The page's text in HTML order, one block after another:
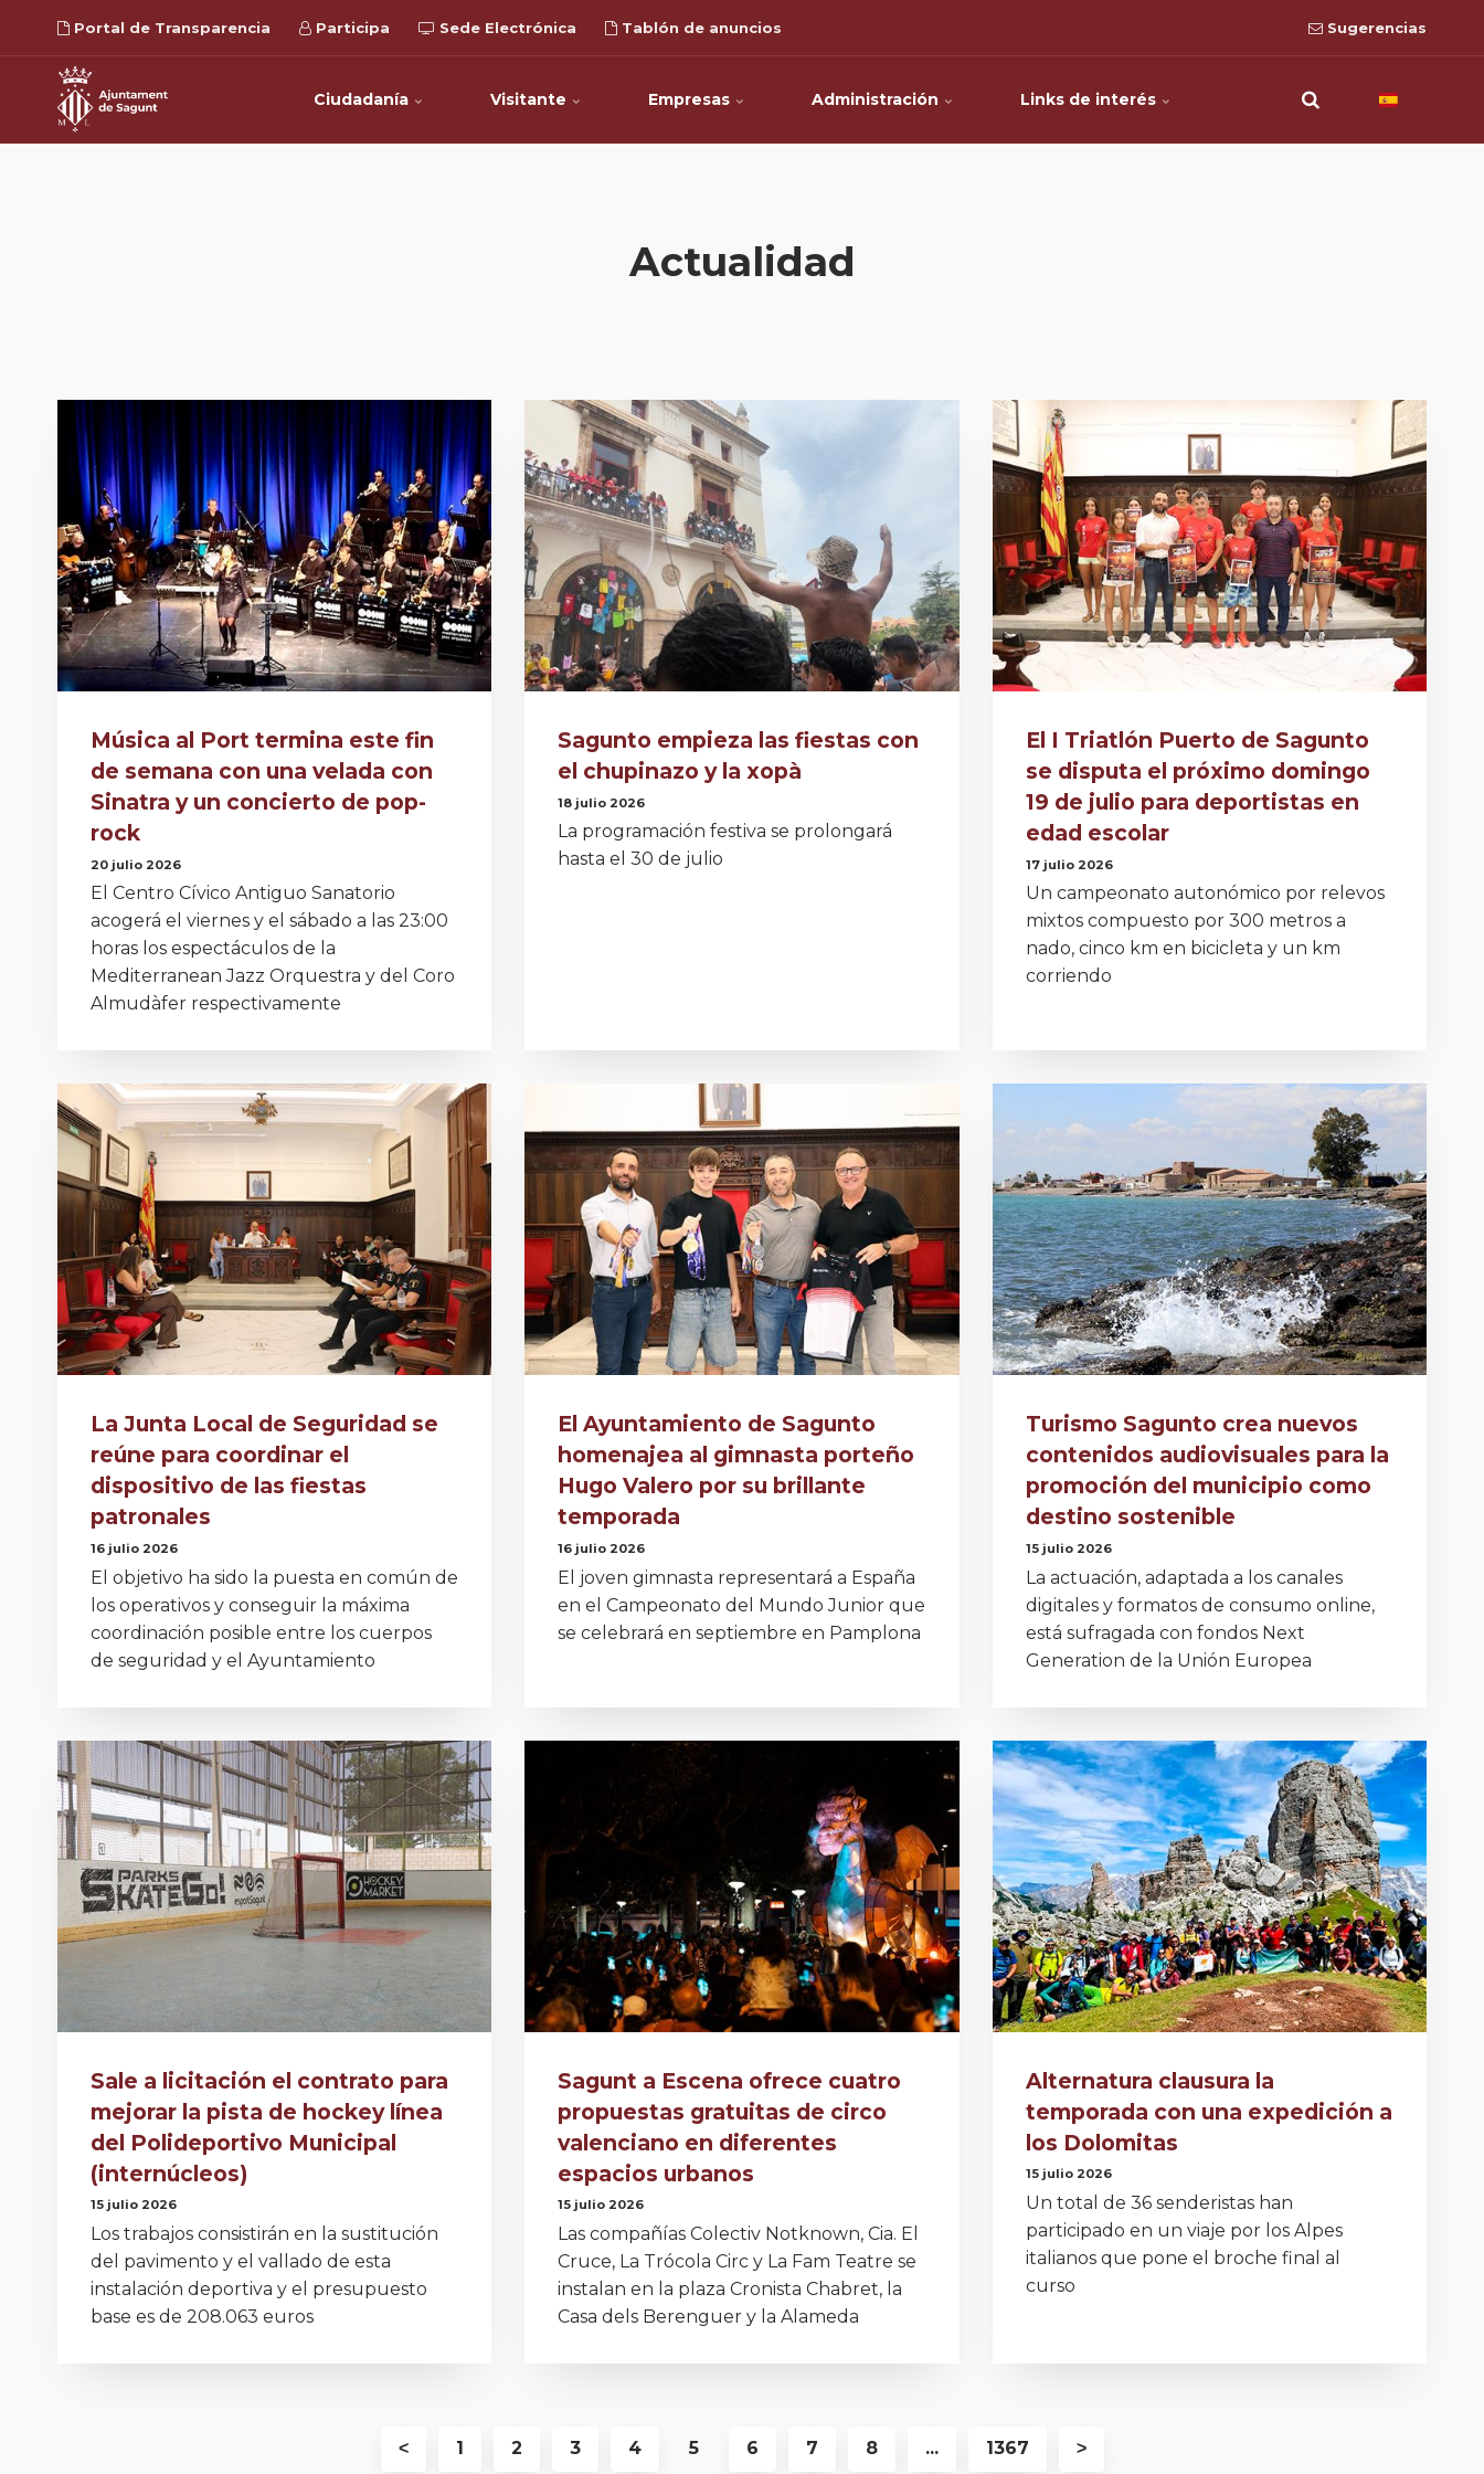
Portal de Transparencia Participa Sede Electrónica Tablón de anuncios Sugerencias
Ciudadanía Visitante Empresas Administración Links de interés
Actualidad
Música al Port termina este fin
de semana con una velada con
Sinatra y un concierto de pop-
rock
20 julio 2026
El Centro Cívico Antiguo Sanatorio
acogerá el viernes y el sábado a las 23:00
horas los espectáculos de la
Mediterranean Jazz Orquestra y del Coro
Almudàfer respectivamente
Sagunto empieza las fiestas con
el chupinazo y la xopà
18 julio 2026
La programación festiva se prolongará
hasta el 30 de julio
El I Triatlón Puerto de Sagunto
se disputa el próximo domingo
19 de julio para deportistas en
edad escolar
17 julio 2026
Un campeonato autonómico por relevos
mixtos compuesto por 300 metros a
nado, cinco km en bicicleta y un km
corriendo
La Junta Local de Seguridad se
reúne para coordinar el
dispositivo de las fiestas
patronales
16 julio 2026
El objetivo ha sido la puesta en común de
los operativos y conseguir la máxima
coordinación posible entre los cuerpos
de seguridad y el Ayuntamiento
El Ayuntamiento de Sagunto
homenajea al gimnasta porteño
Hugo Valero por su brillante
temporada
16 julio 2026
El joven gimnasta representará a España
en el Campeonato del Mundo Junior que
se celebrará en septiembre en Pamplona
Turismo Sagunto crea nuevos
contenidos audiovisuales para la
promoción del municipio como
destino sostenible
15 julio 2026
La actuación, adaptada a los canales
digitales y formatos de consumo online,
está sufragada con fondos Next
Generation de la Unión Europea
Sale a licitación el contrato para
mejorar la pista de hockey línea
del Polideportivo Municipal
(internúcleos)
15 julio 2026
Los trabajos consistirán en la sustitución
del pavimento y el vallado de esta
instalación deportiva y el presupuesto
base es de 208.063 euros
Sagunt a Escena ofrece cuatro
propuestas gratuitas de circo
valenciano en diferentes
espacios urbanos
15 julio 2026
Las compañías Colectiv Notknown, Cia. El
Cruce, La Trócola Circ y La Fam Teatre se
instalan en la plaza Cronista Chabret, la
Casa dels Berenguer y la Alameda
Alternatura clausura la
temporada con una expedición a
los Dolomitas
15 julio 2026
Un total de 36 senderistas han
participado en un viaje por los Alpes
italianos que pone el broche final al
curso
˂ 1 2 3 4 5 6 7 8 ... 1367 ˃